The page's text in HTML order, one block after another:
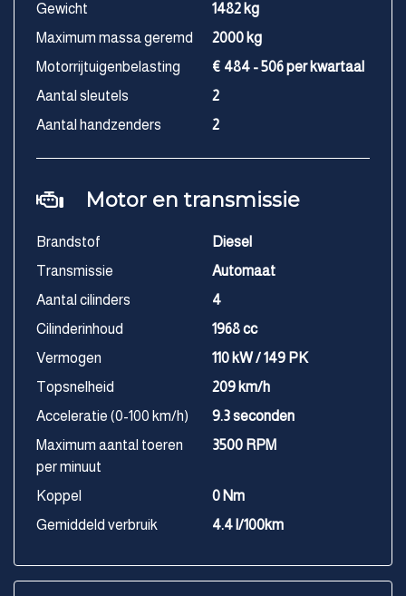
Gewicht
1482 kg
Maximum massa geremd
2000 kg
Motorrijtuigenbelasting
€ 484 - 506 per kwartaal
Aantal sleutels
2
Aantal handzenders
2
Motor en transmissie
Brandstof
Diesel
Transmissie
Automaat
Aantal cilinders
4
Cilinderinhoud
1968 cc
Vermogen
110 kW / 149 PK
Topsnelheid
209 km/h
Acceleratie (0-100 km/h)
9.3 seconden
Maximum aantal toeren
per minuut
3500 RPM
Koppel
0 Nm
Gemiddeld verbruik
4.4 l/100km